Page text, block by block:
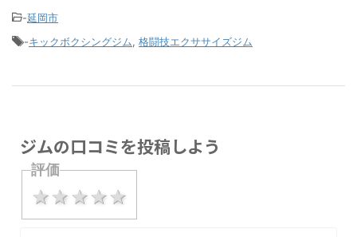
-延岡市
-キックボクシングジム, 格闘技エクササイズジム
ジムの口コミを投稿しよう
評価
4 stars
3 stars
2 stars
1 star